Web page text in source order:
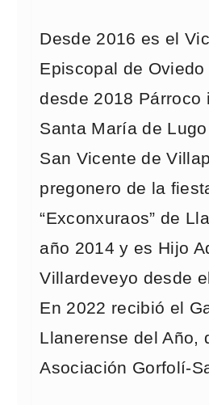
Desde 2016 es el
Episcopal de
desde 2018 Párroco
Santa María de
San Vicente de
pregonero de la
“Exconxuraos” de
año 2014 y es Hijo
Villardeveyo desde
En 2022 recibió el
Llanerense del Año,
Asociación Gorfolí-